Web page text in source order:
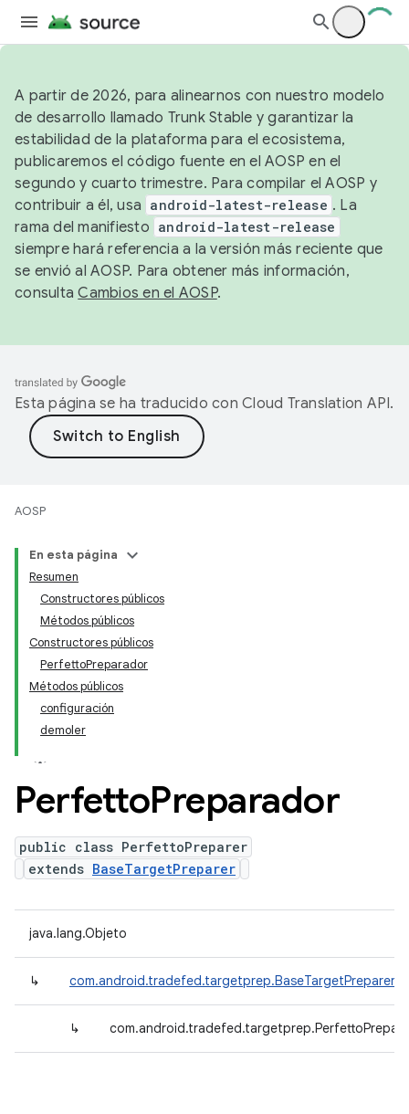
A partir de 2026, para alinearnos con nuestro modelo
de desarrollo llamado Trunk Stable y garantizar la
estabilidad de la plataforma para el ecosistema,
publicaremos el código fuente en el AOSP en el
segundo y cuarto trimestre. Para compilar el AOSP y
contribuir a él, usa android-latest-release . La
rama del manifiesto android-latest-release
siempre hará referencia a la versión más reciente que
se envió al AOSP. Para obtener más información,
consultaCambios en el AOSP.
Esta página se ha traducido con Cloud Translation API.
AOSP
En esta página
Resumen
Constructores públicos
Métodos públicos
Constructores públicos
PerfettoPreparador
Métodos públicos
configuración
demoler
PerfettoPreparador
public class PerfettoPreparer
extends BaseTargetPreparer
java.lang.Objeto
↳ com.android.tradefed.targetprep.BaseTargetPreparer
↳